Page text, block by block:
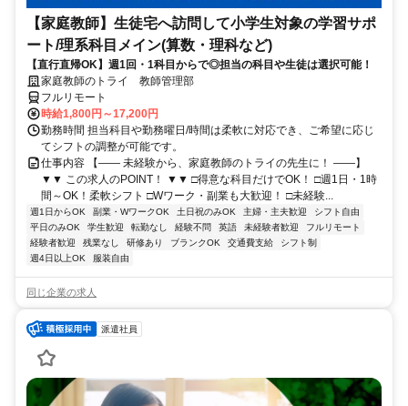
【家庭教師】生徒宅へ訪問して小学生対象の学習サポ
ート/理系科目メイン(算数・理科など)
【直行直帰OK】週1回・1科目からで◎担当の科目や生徒は選択可能！
家庭教師のトライ 教師管理部
フルリモート
時給1,800円～17,200円
勤務時間 担当科目や勤務曜日/時間は柔軟に対応でき、ご希望に応じ
てシフトの調整が可能です。
仕事内容 【―― 未経験から、家庭教師のトライの先生に！ ――】
▼▼ この求人のPOINT！ ▼▼ □得意な科目だけでOK！ □週1日・1時
間～OK！柔軟シフト □Wワーク・副業も大歓迎！ □未経験...
週1日からOK 副業・WワークOK 土日祝のみOK 主婦・主夫歓迎
シフト自由
平日のみOK
学生歓迎 転勤なし 経験不問 英語 未経験者歓迎
フルリモート
経験者歓迎
残業なし 研修あり ブランクOK 交通費支給
シフト制
週4日以上OK
服装自由
同じ企業の求人
派遣社員